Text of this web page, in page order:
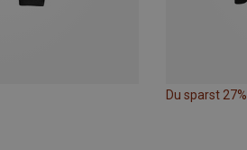
Du sparst 27%